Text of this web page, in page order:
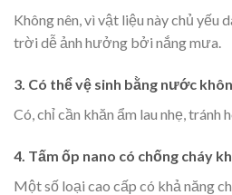
Không nên, vì vật liệu này chủ yếu
trời dễ ảnh hưởng bởi nắng mưa.
3. Có thể vệ sinh bằng nước
Có, chỉ cần khăn ẩm lau nhẹ, tránh
4. Tấm ốp nano có chống cháy
Một số loại cao cấp có khả năng